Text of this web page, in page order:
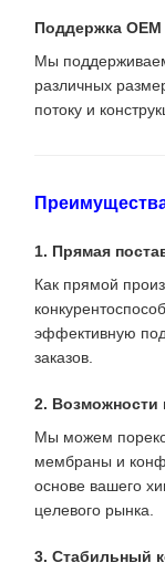
Поддержка
Мы
различных
потоку и
1. Прямая
Как прямой
эффективную
заказов.
2.
Мы можем
мембраны и
основе вашего
целевого рынка.
3. Стабильный